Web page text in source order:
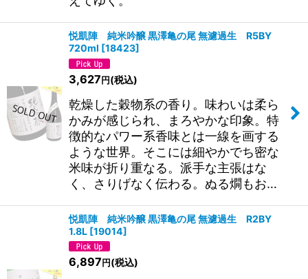
悦凱陣 純米吟醸 黒澤亀の尾 無濾過生 R5BY
720ml [18423]
3,627円(税込)
乾燥した穀物系の香り。味わいは柔ら
かみが感じられ、まろやかな印象。特
徴的なパワー系香味とは一線を画する
ような世界。そこには細やかでち密な
米味が折り重なる。派手な主張はな
く、さりげなく伝わる。ぬる燗もお…
悦凱陣 純米吟醸 黒澤亀の尾 無濾過生 R2BY
1.8L [19014]
6,897 円 (税込)